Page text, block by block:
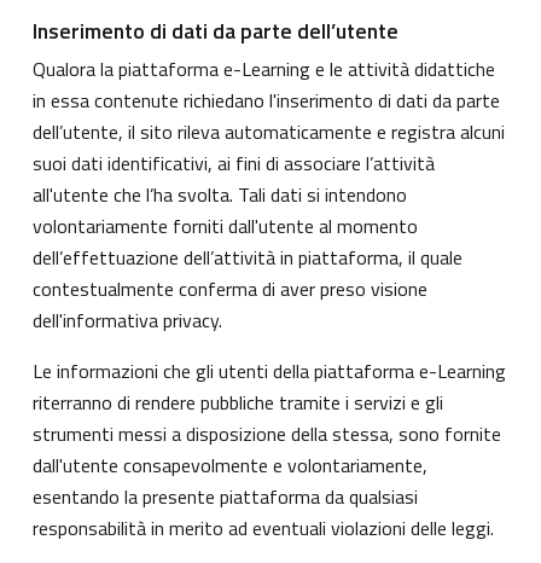
Inserimento di dati da parte dell’utente
Qualora la piattaforma e-Learning e le attività didattiche
in essa contenute richiedano l'inserimento di dati da parte
dell’utente, il sito rileva automaticamente e registra alcuni
suoi dati identificativi, ai fini di associare l’attività
all'utente che l’ha svolta. Tali dati si intendono
volontariamente forniti dall'utente al momento
dell’effettuazione dell’attività in piattaforma, il quale
contestualmente conferma di aver preso visione
dell'informativa privacy.
Le informazioni che gli utenti della piattaforma e-Learning
riterranno di rendere pubbliche tramite i servizi e gli
strumenti messi a disposizione della stessa, sono fornite
dall'utente consapevolmente e volontariamente,
esentando la presente piattaforma da qualsiasi
responsabilità in merito ad eventuali violazioni delle leggi.